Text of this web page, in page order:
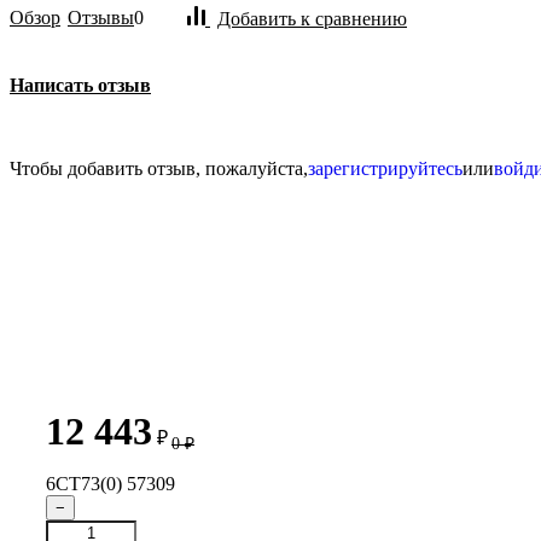
Обзор Отзывы0 Добавить к сравнению
Написать отзыв
Чтобы добавить отзыв, пожалуйста,зарегистрируйтесьили
12 443 ₽ 0 ₽
6СТ73(0) 57309
−